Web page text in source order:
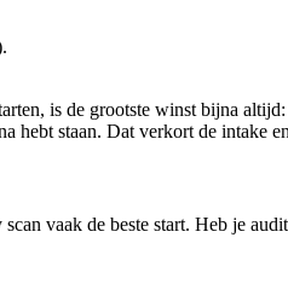
is de grootste winst bijna
hebt staan. Dat verkort de intake
vaak de beste start. Heb je